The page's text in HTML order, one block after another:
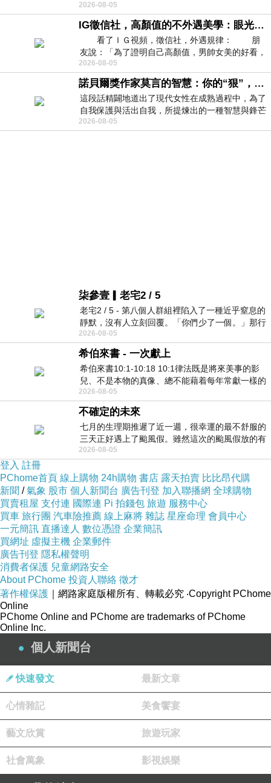
（Adam Grant），《
2026-08-05
IG徵信社，高顏值的不外遇美學：眼光太高也是一種防禦，為了證明我長得好看，我決定一輩子不外遇！
看了ＩＧ視頻，徵信社，外遇規律： 朋
友說：「為了證明自己高顏值，男帥女美的好看，
且眼光高，我決定一輩子不外遇。」
2026-08-05
諾貝爾獎作家莫言的智慧：你的“狠”，才是最好的自我保護
這段話精闢地道出了現代女性在成熟過程中，為了
自我保護與活出自我，所提煉出的一種智慧與鋒芒
的平衡。 核心解讀與看法
2026-08-05
柒參壹▎老宅2 / 5
老宅2 / 5 - 第八個人群組裡陷入了一種近乎窒息的
靜默，沒有人立刻回覆。「你們少了一個。」那行
字像一顆冰冷的鐵釘，硬生生刺進螢
2026-08-05
希伯來書 - 一次獻上
希伯來書10:1-10:18 10:1律法既是將來美事的影
兒、不是本物的真像、總不能藉着每年常獻一樣的
祭物、叫那近前來的人得以完全。 10
2026-08-05
不確定的未來
七月的生理期推遲了近一週，很幸運的最不舒服的
三天正好遇上了颱風假。雖然這次的颱風假放的有
點虛，因為風雨不大，但這也是最想要的
2026-08-05
登入 註冊
PChome首頁 線上購物 24h購物 書店 露天拍賣 比比昂代購
新聞 /氣象 股市 個人新聞台 廣告刊登 加入聯播網 全球購物
買賣租屋 支付連 國際連 Pi 拍錢包 旅遊 服務中心
買車 旅行團 汽車險推薦 線上麻將 雜誌 星座命理 會員中心
一元簡訊 直播達人 數位憑證 企業簡訊
買網址 虛擬主機 企業郵件
廣告刊登 隱私權聲明
消費者保護 兒童網路安全
About PChome 投資人聯絡 徵才
著作權保護 ｜網路家庭版權所有、轉載必究 ‧Copyright PChome
Online
PChome Online and PChome are trademarks of PChome
Online Inc.
個人新聞台
快速發文 最新文章
心情雜記 美食饗宴
藝文欣賞 旅遊玩家
社會萬象 影視娛樂